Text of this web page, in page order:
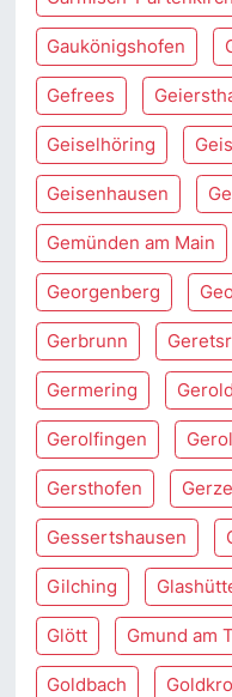
Gaukönigshofen
Gefrees
Geiselhöring
Geisenhausen
Gemünden am Main
Georgenberg
Gerbrunn
Germering
Gerolfingen
Gersthofen
Gessertshausen
Gilching
Glött Gmund am
Goldbach